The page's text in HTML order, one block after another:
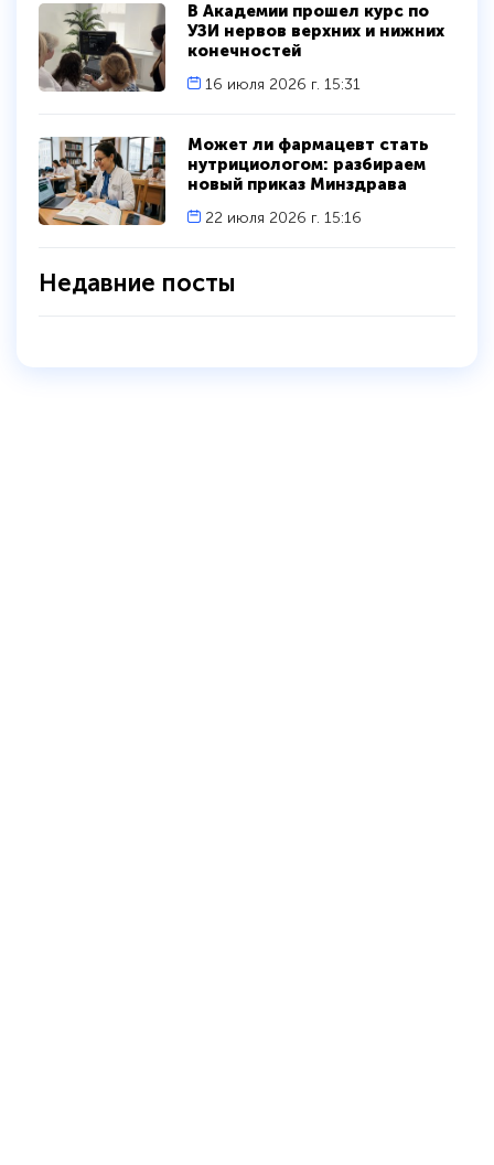
Недавние посты
Может ли фармацевт стать
нутрициологом: разбираем
новый приказ Минздрава
22 июля 2026 г. 15:16
В Академии прошел курс по
УЗИ нервов верхних и нижних
конечностей
16 июля 2026 г. 15:31